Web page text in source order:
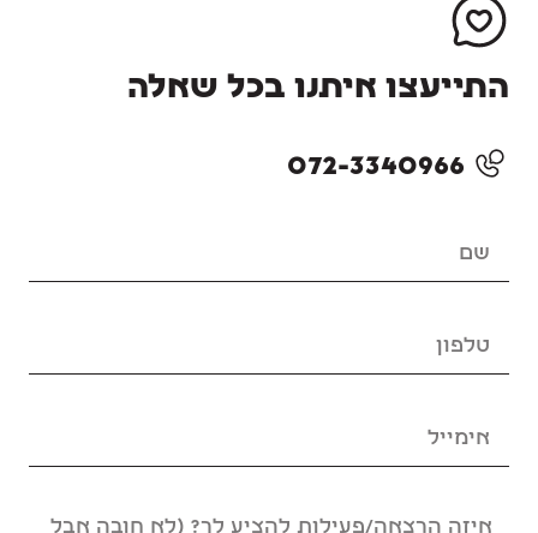
התייעצו איתנו בכל שאלה
072-3340966